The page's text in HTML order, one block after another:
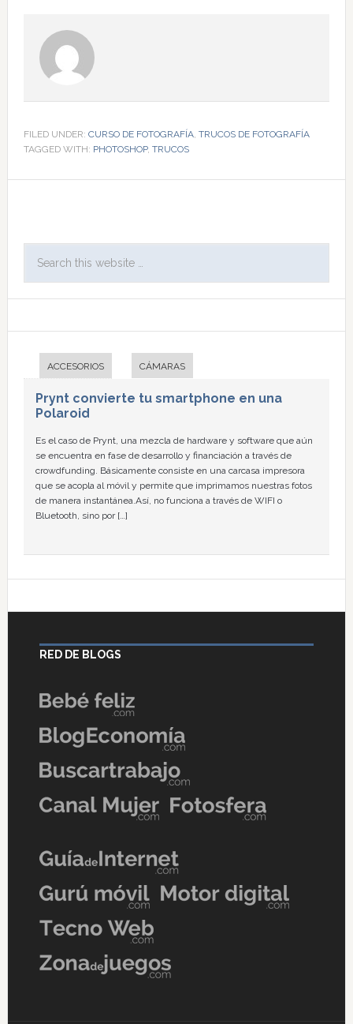
FILED UNDER: CURSO DE FOTOGRAFÍA, TRUCOS DE FOTOGRAFÍA
TAGGED WITH: PHOTOSHOP, TRUCOS
ACCESORIOS CÁMARAS
Prynt convierte tu smartphone en una
Polaroid
Es el caso de Prynt, una mezcla de hardware y software que aún
se encuentra en fase de desarrollo y financiación a través de
crowdfunding. Básicamente consiste en una carcasa impresora
que se acopla al móvil y permite que imprimamos nuestras fotos
de manera instantánea.Así, no funciona a través de WIFI o
Bluetooth, sino por […]
RED DE BLOGS